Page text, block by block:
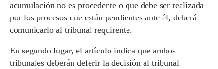
acumulación no es procedente o que debe ser realizada
por los procesos que están pendientes ante él, deberá
comunicarlo al tribunal requirente.
En segundo lugar, el artículo indica que ambos
tribunales deberán deferir la decisión al tribunal